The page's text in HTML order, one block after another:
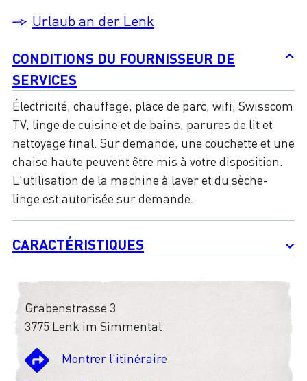
Urlaub an der Lenk
CONDITIONS DU FOURNISSEUR DE
SERVICES
Électricité, chauffage, place de parc, wifi, Swisscom
TV, linge de cuisine et de bains, parures de lit et
nettoyage final. Sur demande, une couchette et une
chaise haute peuvent être mis à votre disposition.
L'utilisation de la machine à laver et du sèche-
linge est autorisée sur demande.
CARACTÉRISTIQUES
Grabenstrasse 3
3775 Lenk im Simmental
Montrer l'itinéraire